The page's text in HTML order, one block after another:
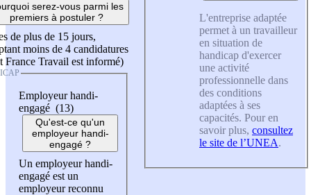
serez-vous parmi les
premiers à postuler ?
de plus de 15 jours,
moins de 4 candidatures
France Travail est informé)
Employeur handi-
engagé (13)
Qu'est-ce qu'un
employeur handi-
engagé ?
Un employeur handi-
engagé est un
employeur reconnu
L'entreprise adaptée
permet à un travailleur
en situation de
handicap d'exercer
une activité
professionnelle dans
des conditions
adaptées à ses
capacités. Pour en
savoir plus, consultez
le site de l’UNEA.